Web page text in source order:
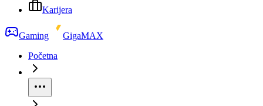
Karijera
Gaming
GigaMAX
Početna